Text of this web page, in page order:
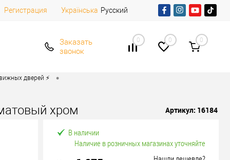
Регистрация Українська Русский
Заказать
звонок
0 0 0
дверей ⚡️ •
хром Артикул: 16184
В наличии
Наличие в розничных магазинах уточняйте